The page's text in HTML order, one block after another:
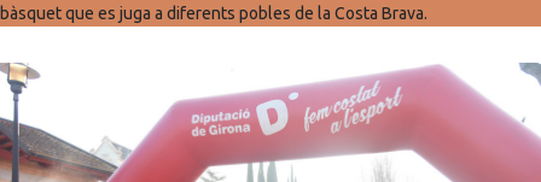
bàsquet que es juga a diferents pobles de la Costa Brava.